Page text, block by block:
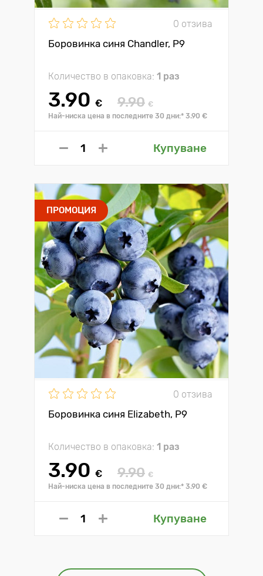
0 отзива
Боровинка синя Chandler, P9
Количество в опаковка: 1 раз
3.90 € 9.90 €
Най-ниска цена в последните 30 дни:* 3.90 €
Купуване
ПРОМОЦИЯ
0 отзива
Боровинка синя Elizabeth, P9
Количество в опаковка: 1 раз
3.90 € 9.90 €
Най-ниска цена в последните 30 дни:* 3.90 €
Купуване